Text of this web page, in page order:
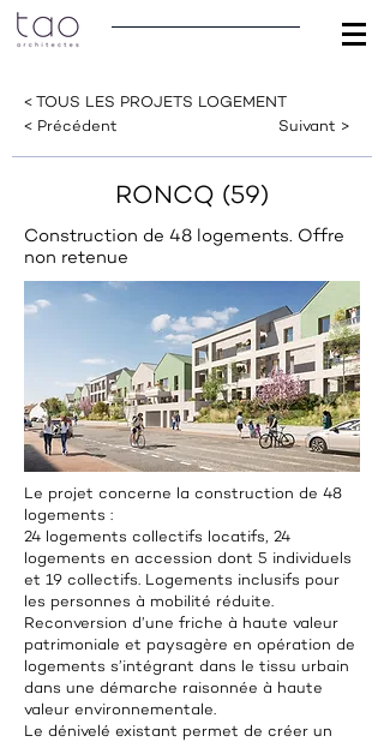
< TOUS LES PROJETS LOGEMENT
< Précédent
Suivant >
RONCQ (59)
Construction de 48 logements. Offre
non retenue
Le projet concerne la construction de 48
logements :
24 logements collectifs locatifs, 24
logements en accession dont 5 individuels
et 19 collectifs. Logements inclusifs pour
les personnes à mobilité réduite.
Reconversion d’une friche à haute valeur
patrimoniale et paysagère en opération de
logements s’intégrant dans le tissu urbain
dans une démarche raisonnée à haute
valeur environnementale.
Le dénivelé existant permet de créer un